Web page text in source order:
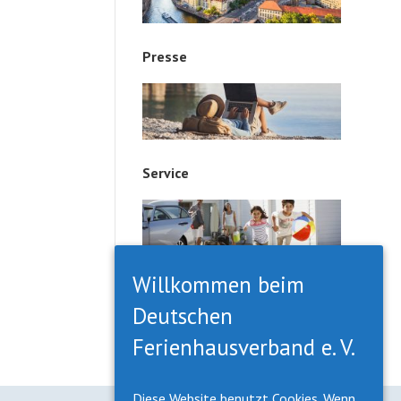
Presse
Service
Willkommen beim
Deutschen
Ferienhausverband e. V.